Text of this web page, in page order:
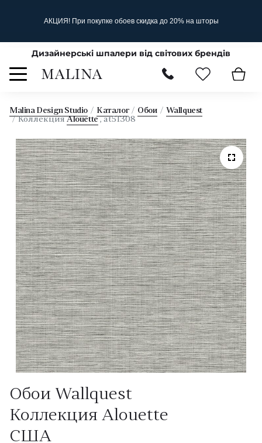
АКЦИЯ! При покупке обоев скидка до 20% на шторы
Дизайнерські шпалери від світових брендів
Malina Design Studio Каталог Обои
Wallquest
Коллекция Alouette , at51308
Обои Wallquest
Коллекция Alouette
США